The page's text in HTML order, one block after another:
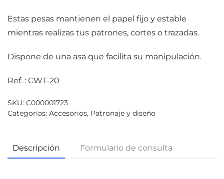
Estas pesas mantienen el papel fijo y estable
mientras realizas tus patrones, cortes o trazadas.
Dispone de una asa que facilita su manipulación.
Ref. : CWT-20
SKU: C000001723
Categorías: Accesorios, Patronaje y diseño
Descripción Formulario de consulta